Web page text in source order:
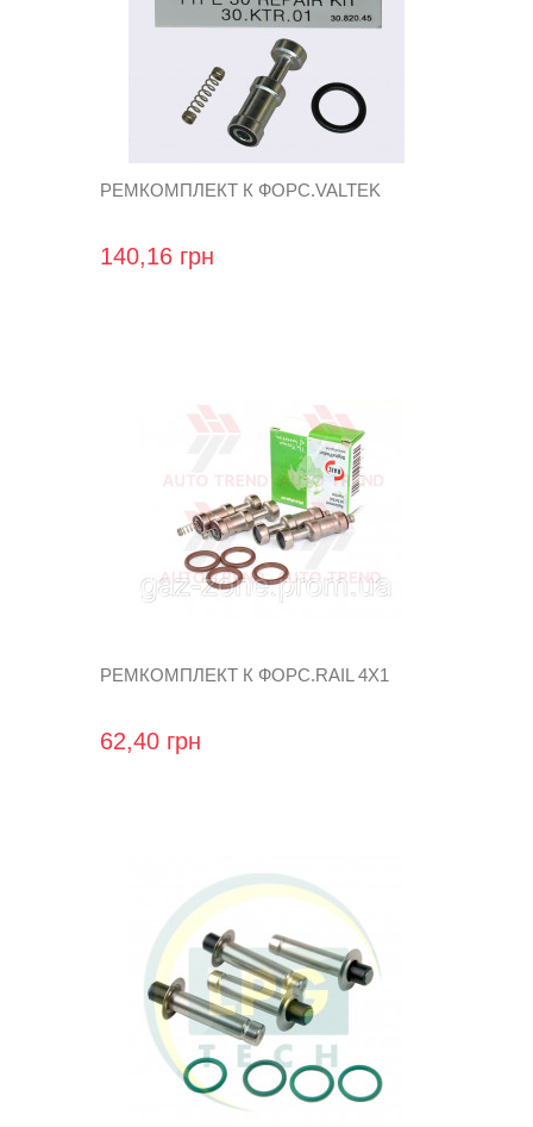
РЕМКОМПЛЕКТ К ФОРС.VALTEK
140,16 грн
РЕМКОМПЛЕКТ К ФОРС.RAIL 4Х1
62,40 грн